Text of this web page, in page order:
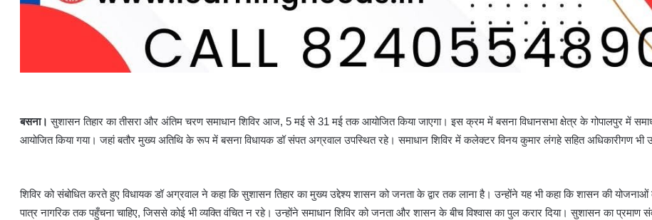
बसना। सुशासन तिहार का तीसरा और अंतिम चरण समाधान शिविर आज, 5 मई से 31 मई तक आयोजित किया जाएगा। इस क्रम में बसना विधानसभा क्षेत्र के गोपालपुर में
आयोजित किया गया। जहां बतौर मुख्य अतिथि के रूप में बसना विधायक डॉ संपत अग्रवाल उपस्थित रहे। समाधान शिविर में कलेक्टर विनय कुमार लंगहे सहित अधिकारीगण भी
शिविर को संबोधित करते हुए विधायक डॉ अग्रवाल ने कहा कि सुशासन तिहार का मुख्य उद्देश्य शासन को जनता के द्वार तक लाना है। उन्होंने यह भी कहा कि शासन की योजनाओं
पात्र नागरिक तक पहुँचना चाहिए, जिससे कोई भी व्यक्ति वंचित न रहे। उन्होंने समाधान शिविर को जनता और शासन के बीच विश्वास का पुल करार दिया। सुशासन का प्रमाण